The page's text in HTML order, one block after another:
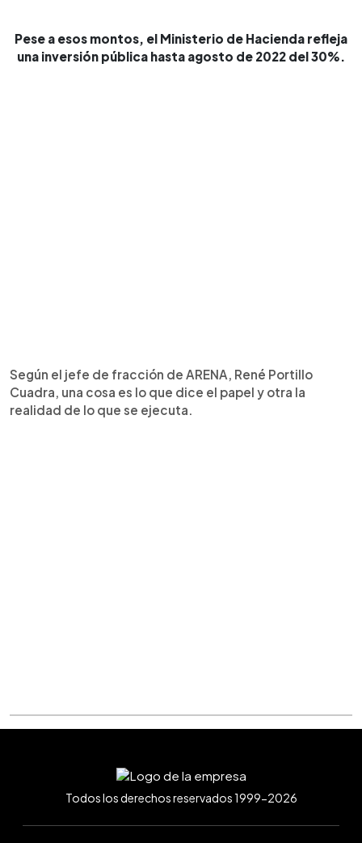
Pese a esos montos, el Ministerio de Hacienda refleja
una inversión pública hasta agosto de 2022 del 30%.
Según el jefe de fracción de ARENA, René Portillo
Cuadra, una cosa es lo que dice el papel y otra la
realidad de lo que se ejecuta.
Todos los derechos reservados 1999-2026